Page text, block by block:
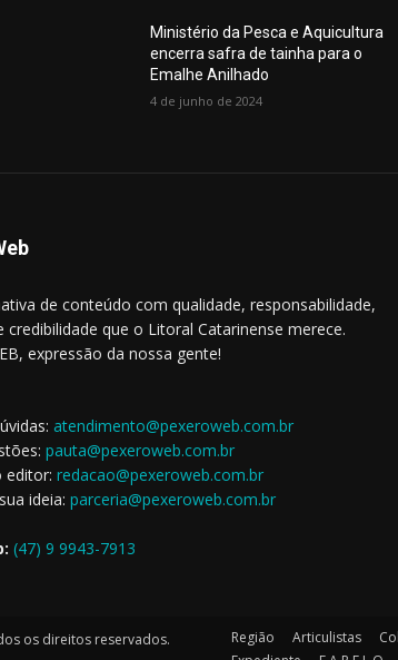
Ministério da Pesca e Aquicultura
encerra safra de tainha para o
Emalhe Anilhado
4 de junho de 2024
de conteúdo com qualidade, responsabilidade,
credibilidade que o Litoral Catarinense merece.
expressão da nossa gente!
atendimento@pexeroweb.com.br
pauta@pexeroweb.com.br
editor: redacao@pexeroweb.com.br
ideia: parceria@pexeroweb.com.br
(47) 9 9943-7913
os direitos reservados. Região Articulistas